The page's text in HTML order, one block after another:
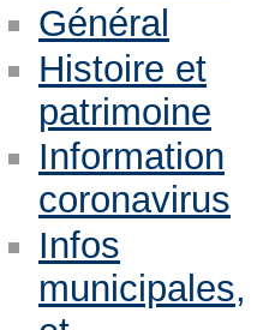
Général
Histoire et
patrimoine
Information
coronavirus
Infos
municipales,